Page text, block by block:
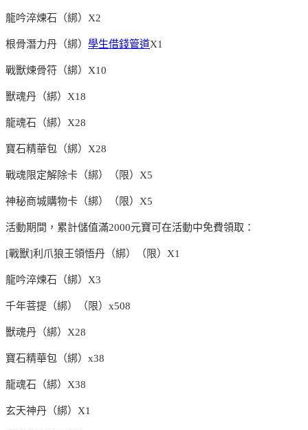
龍吟淬煉石（綁）X2
根骨潛力丹（綁） 學生借錢管道X1
戰獸煉骨符（綁）X10
獸魂丹（綁）X18
龍魂石（綁）X28
寶石精華包（綁）X28
戰魂限定解除卡（綁）（限）X5
神秘商城購物卡（綁）（限）X5
活動期間，累計儲值滿2000元寶可在活動中免費領取：
[戰獸]利爪狼王領悟丹（綁）（限）X1
龍吟淬煉石（綁）X3
千年菩提（綁）（限）x508
獸魂丹（綁）X28
寶石精華包（綁）x38
龍魂石（綁）X38
玄天神丹（綁）X1